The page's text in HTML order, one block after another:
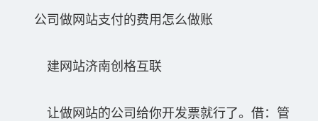
公司做网站支付的费用怎么做账
建网站济南创格互联
让做网站的公司给你开发票就行了。借：管